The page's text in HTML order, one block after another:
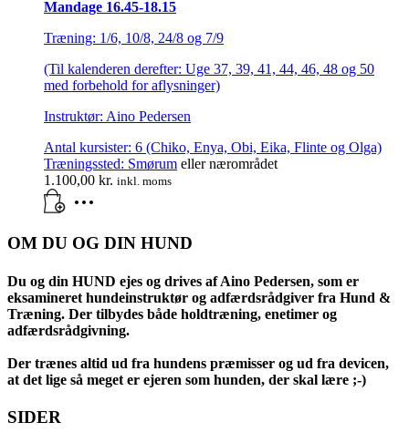
Mandage 16.45-18.15
Træning: 1/6, 10/8, 24/8 og 7/9
(Til kalenderen derefter: Uge 37, 39, 41, 44, 46, 48 og 50
med forbehold for aflysninger)
Instruktør: Aino Pedersen
Antal kursister: 6 (Chiko, Enya, Obi, Eika, Flinte og Olga)
Træningssted: Smørum eller nærområdet
1.100,00 kr. inkl. moms
OM DU OG DIN HUND
Du og din HUND ejes og drives af Aino Pedersen, som er
eksamineret hundeinstruktør og adfærdsrådgiver fra Hund &
Træning. Der tilbydes både holdtræning, enetimer og
adfærdsrådgivning.
Der trænes altid ud fra hundens præmisser og ud fra devicen,
at det lige så meget er ejeren som hunden, der skal lære ;-)
SIDER